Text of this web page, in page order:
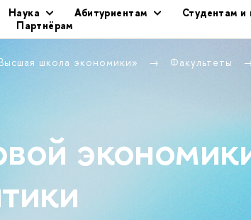
Наука Абитуриентам
Студентам и
Партнёрам
школа экономики» Факультеты